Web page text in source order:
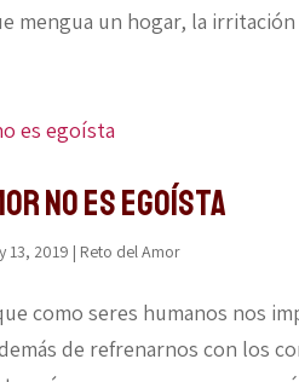
mengua un hogar, la irritación
no es egoísta
13, 2019 | Reto del Amor
como seres humanos nos
de refrenarnos con los